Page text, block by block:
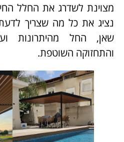
מצוינת לשדרג את החלל
נציג את כל מה שצריך
שאן, החל מהיתרונות
והתחזוקה השוטפת.